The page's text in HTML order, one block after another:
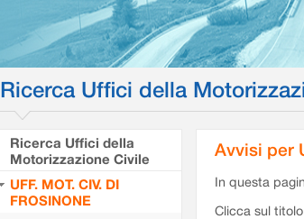
Ricerca Uffici della
Ricerca Uffici della
Motorizzazione Civile
UFF. MOT. CIV. DI
FROSINONE
Avvisi per
In questa
Clicca sul